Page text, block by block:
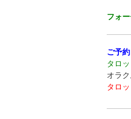
フォ
ご予約
タロ
オラ
タロ